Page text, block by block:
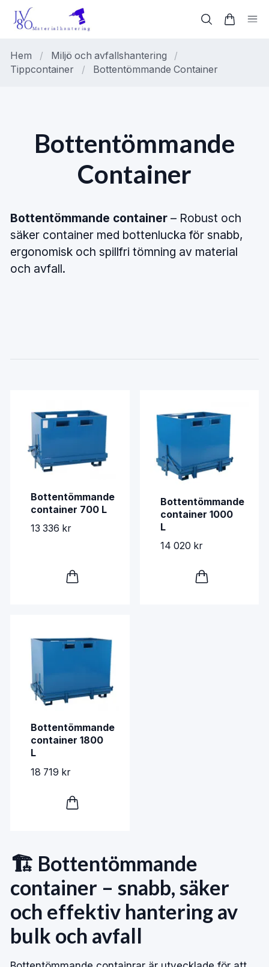
Hem / Miljö och avfallshantering
/
Tippcontainer
/ Bottentömmande Container
Bottentömmande
Container
Bottentömmande container – Robust och
säker container med bottenlucka för snabb,
ergonomisk och spillfri tömning av material
och avfall.
Bottentömmande
container 700 L
13 336 kr
Bottentömmande
container 1000
L
14 020 kr
Bottentömmande
container 1800
L
18 719 kr
🏗️ Bottentömmande
container – snabb, säker
och effektiv hantering av
bulk och avfall